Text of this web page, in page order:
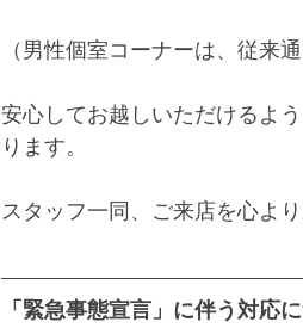
（男性個室コーナーは、従来
安心してお越しいただけるよ
ります。
スタッフ一同、ご来店を心よ
「緊急事態宣言」に伴う対応